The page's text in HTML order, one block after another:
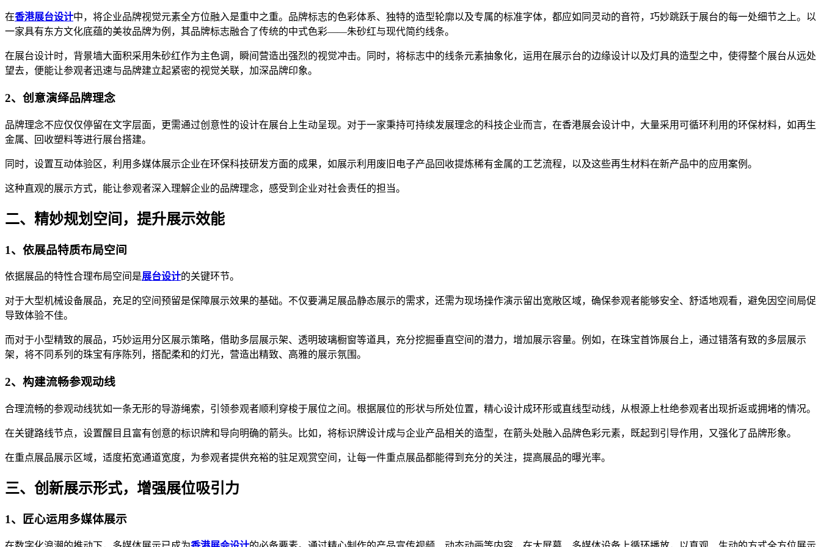
在香港展台设计中，将企业品牌视觉元素全方位融入是重中之重。品牌标志的色彩体系、独特的造型轮廓以及专属的标准字体，都应如同灵动的音符，巧妙跳跃于展台的每一处细节之上。以
一家具有东方文化底蕴的美妆品牌为例，其品牌标志融合了传统的中式色彩——朱砂红与现代简约线条。
在展台设计时，背景墙大面积采用朱砂红作为主色调，瞬间营造出强烈的视觉冲击。同时，将标志中的线条元素抽象化，运用在展示台的边缘设计以及灯具的造型之中，使得整个展台从远处
望去，便能让参观者迅速与品牌建立起紧密的视觉关联，加深品牌印象。
2、创意演绎品牌理念
品牌理念不应仅仅停留在文字层面，更需通过创意性的设计在展台上生动呈现。对于一家秉持可持续发展理念的科技企业而言，在香港展会设计中，大量采用可循环利用的环保材料，如再生
金属、回收塑料等进行展台搭建。
同时，设置互动体验区，利用多媒体展示企业在环保科技研发方面的成果，如展示利用废旧电子产品回收提炼稀有金属的工艺流程，以及这些再生材料在新产品中的应用案例。
这种直观的展示方式，能让参观者深入理解企业的品牌理念，感受到企业对社会责任的担当。
二、精妙规划空间，提升展示效能
1、依展品特质布局空间
依据展品的特性合理布局空间是展台设计的关键环节。
对于大型机械设备展品，充足的空间预留是保障展示效果的基础。不仅要满足展品静态展示的需求，还需为现场操作演示留出宽敞区域，确保参观者能够安全、舒适地观看，避免因空间局促
导致体验不佳。
而对于小型精致的展品，巧妙运用分区展示策略，借助多层展示架、透明玻璃橱窗等道具，充分挖掘垂直空间的潜力，增加展示容量。例如，在珠宝首饰展台上，通过错落有致的多层展示
架，将不同系列的珠宝有序陈列，搭配柔和的灯光，营造出精致、高雅的展示氛围。
2、构建流畅参观动线
合理流畅的参观动线犹如一条无形的导游绳索，引领参观者顺利穿梭于展位之间。根据展位的形状与所处位置，精心设计成环形或直线型动线，从根源上杜绝参观者出现折返或拥堵的情况。
在关键路线节点，设置醒目且富有创意的标识牌和导向明确的箭头。比如，将标识牌设计成与企业产品相关的造型，在箭头处融入品牌色彩元素，既起到引导作用，又强化了品牌形象。
在重点展品展示区域，适度拓宽通道宽度，为参观者提供充裕的驻足观赏空间，让每一件重点展品都能得到充分的关注，提高展品的曝光率。
三、创新展示形式，增强展位吸引力
1、匠心运用多媒体展示